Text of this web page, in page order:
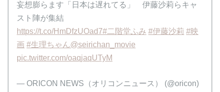
妄想膨らます「日本は遅れてる」 伊藤沙莉らキャ
スト陣が集結
https://t.co/HmDfzUOad7#二階堂ふみ #伊藤沙莉 #映
画 #生理ちゃん@seirichan_movie
pic.twitter.com/oaqjaqUTyM
— ORICON NEWS（オリコンニュース） (@oricon)